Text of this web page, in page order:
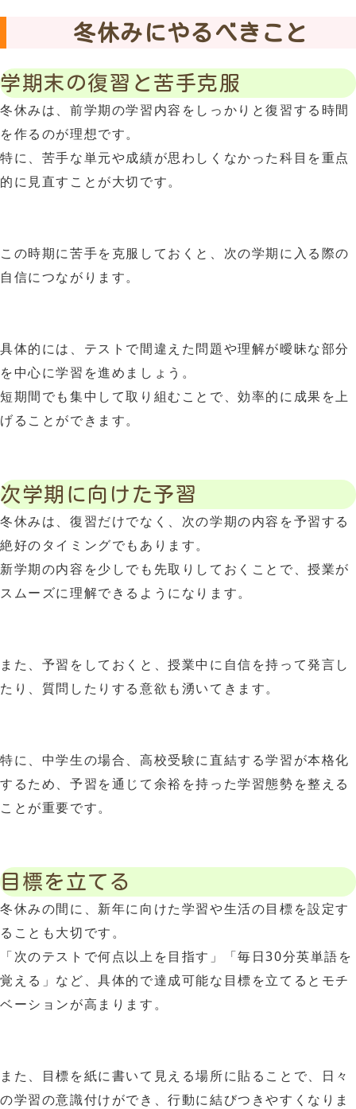
冬休みにやるべきこと
学期末の復習と苦手克服
冬休みは、前学期の学習内容をしっかりと復習する時間
を作るのが理想です。
特に、苦手な単元や成績が思わしくなかった科目を重点
的に見直すことが大切です。
この時期に苦手を克服しておくと、次の学期に入る際の
自信につながります。
具体的には、テストで間違えた問題や理解が曖昧な部分
を中心に学習を進めましょう。
短期間でも集中して取り組むことで、効率的に成果を上
げることができます。
次学期に向けた予習
冬休みは、復習だけでなく、次の学期の内容を予習する
絶好のタイミングでもあります。
新学期の内容を少しでも先取りしておくことで、授業が
スムーズに理解できるようになります。
また、予習をしておくと、授業中に自信を持って発言し
たり、質問したりする意欲も湧いてきます。
特に、中学生の場合、高校受験に直結する学習が本格化
するため、予習を通じて余裕を持った学習態勢を整える
ことが重要です。
目標を立てる
冬休みの間に、新年に向けた学習や生活の目標を設定す
ることも大切です。
「次のテストで何点以上を目指す」「毎日30分英単語を
覚える」など、具体的で達成可能な目標を立てるとモチ
ベーションが高まります。
また、目標を紙に書いて見える場所に貼ることで、日々
の学習の意識付けができ、行動に結びつきやすくなりま